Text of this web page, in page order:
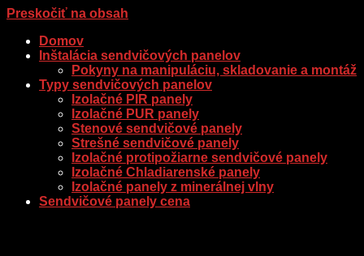
Preskočiť na obsah
Domov
Inštalácia sendvičových panelov
Pokyny na manipuláciu, skladovanie a montáž
Typy sendvičových panelov
Izolačné PIR panely
Izolačné PUR panely
Stenové sendvičové panely
Strešné sendvičové panely
Izolačné protipožiarne sendvičové panely
Izolačné Chladiarenské panely
Izolačné panely z minerálnej vlny
Sendvičové panely cena